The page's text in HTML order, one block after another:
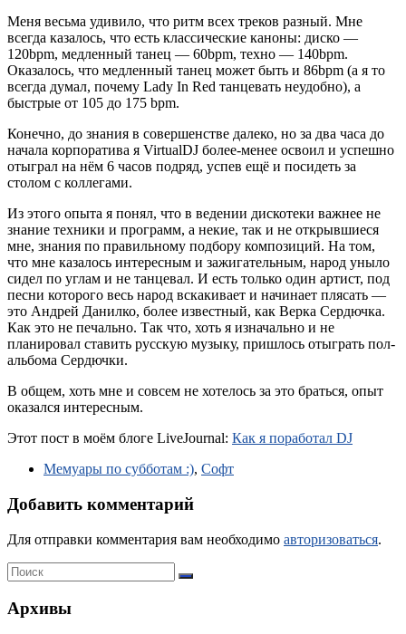
Меня весьма удивило, что ритм всех треков разный. Мне
всегда казалось, что есть классические каноны: диско —
120bpm, медленный танец — 60bpm, техно — 140bpm.
Оказалось, что медленный танец может быть и 86bpm (а я то
всегда думал, почему Lady In Red танцевать неудобно), а
быстрые от 105 до 175 bpm.
Конечно, до знания в совершенстве далеко, но за два часа до
начала корпоратива я VirtualDJ более-менее освоил и успешно
отыграл на нём 6 часов подряд, успев ещё и посидеть за
столом с коллегами.
Из этого опыта я понял, что в ведении дискотеки важнее не
знание техники и программ, а некие, так и не открывшиеся
мне, знания по правильному подбору композиций. На том,
что мне казалось интересным и зажигательным, народ уныло
сидел по углам и не танцевал. И есть только один артист, под
песни которого весь народ вскакивает и начинает плясать —
это Андрей Данилко, более известный, как Верка Сердючка.
Как это не печально. Так что, хоть я изначально и не
планировал ставить русскую музыку, пришлось отыграть пол-
альбома Сердючки.
В общем, хоть мне и совсем не хотелось за это браться, опыт
оказался интересным.
Этот пост в моём блоге LiveJournal: Как я поработал DJ
Мемуары по субботам :), Софт
Добавить комментарий
Для отправки комментария вам необходимо авторизоваться.
Архивы